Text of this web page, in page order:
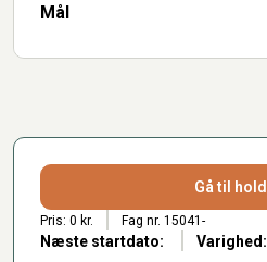
Mål
Gå til hold
Pris: 0 kr. Fag nr. 15041-
Næste startdato: Varighed: